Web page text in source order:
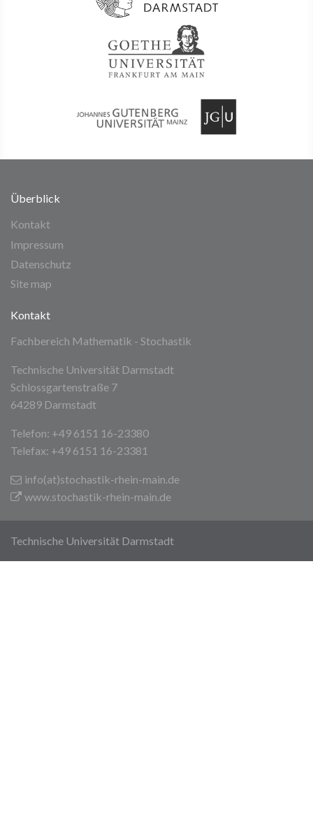
Überblick
Kontakt
Impressum
Datenschutz
Site map
Kontakt
Fachbereich Mathematik - Stochastik
Technische Universität Darmstadt
Schlossgartenstraße 7
64289 Darmstadt
Telefon: +49 6151 16-23380
Telefax: +49 6151 16-23381
info(at)stochastik-rhein-main.de
www.stochastik-rhein-main.de
Technische Universität Darmstadt